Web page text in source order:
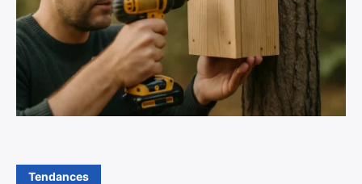
Tendances
Portraits